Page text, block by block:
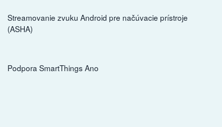
Streamovanie zvuku Android pre načúvacie prístroje
(ASHA)
Podpora SmartThings Ano